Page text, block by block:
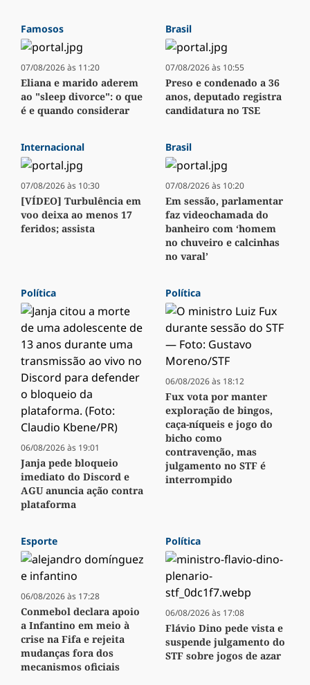
Famosos
07/08/2026 às 11:20
Eliana e marido aderem
ao "sleep divorce": o que
é e quando considerar
Brasil
07/08/2026 às 10:55
Preso e condenado a 36
anos, deputado registra
candidatura no TSE
Internacional
07/08/2026 às 10:30
[VÍDEO] Turbulência em
voo deixa ao menos 17
feridos; assista
Brasil
07/08/2026 às 10:20
Em sessão, parlamentar
faz videochamada do
banheiro com ‘homem
no chuveiro e calcinhas
no varal’
Política
06/08/2026 às 19:01
Janja pede bloqueio
imediato do Discord e
AGU anuncia ação contra
plataforma
Política
06/08/2026 às 18:12
Fux vota por manter
exploração de bingos,
caça-níqueis e jogo do
bicho como
contravenção, mas
julgamento no STF é
interrompido
Esporte
06/08/2026 às 17:28
Conmebol declara apoio
a Infantino em meio à
crise na Fifa e rejeita
mudanças fora dos
mecanismos oficiais
Política
06/08/2026 às 17:08
Flávio Dino pede vista e
suspende julgamento do
STF sobre jogos de azar